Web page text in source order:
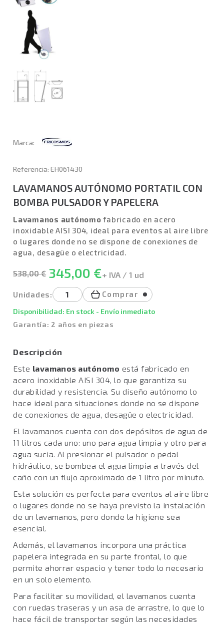
Marca:
Referencia: EH061430
LAVAMANOS AUTÓNOMO PORTATIL CON
BOMBA PULSADOR Y PAPELERA
Lavamanos autónomo fabricado en acero
inoxidable AISI 304, ideal para eventos al aire libre
o lugares donde no se dispone de conexiones de
agua, desagüe o electricidad.
538,00 € 345,00 €+ IVA / 1 ud
Unidades: Comprar
Disponibilidad: En stock - Envío inmediato
Garantía: 2 años en piezas
Descripción
Este lavamanos autónomo está fabricado en
acero inoxidable AISI 304, lo que garantiza su
durabilidad y resistencia. Su diseño autónomo lo
hace ideal para situaciones donde no se dispone
de conexiones de agua, desagüe o electricidad.
El lavamanos cuenta con dos depósitos de agua de
11 litros cada uno: uno para agua limpia y otro para
agua sucia. Al presionar el pulsador o pedal
hidráulico, se bombea el agua limpia a través del
caño con un flujo aproximado de 1 litro por minuto.
Esta solución es perfecta para eventos al aire libre
o lugares donde no se haya previsto la instalación
de un lavamanos, pero donde la higiene sea
esencial.
Además, el lavamanos incorpora una práctica
papelera integrada en su parte frontal, lo que
permite ahorrar espacio y tener todo lo necesario
en un solo elemento.
Para facilitar su movilidad, el lavamanos cuenta
con ruedas traseras y un asa de arrastre, lo que lo
hace fácil de transportar según las necesidades